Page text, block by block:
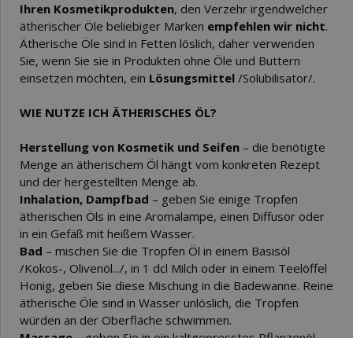
Ihren Kosmetikprodukten, den Verzehr irgendwelcher
ätherischer Öle beliebiger Marken empfehlen wir nicht.
Ätherische Öle sind in Fetten löslich, daher verwenden
Sie, wenn Sie sie in Produkten ohne Öle und Buttern
einsetzen möchten, ein Lösungsmittel /Solubilisator/.
WIE NUTZE ICH ÄTHERISCHES ÖL?
Herstellung von Kosmetik und Seifen – die benötigte
Menge an ätherischem Öl hängt vom konkreten Rezept
und der hergestellten Menge ab.
Inhalation, Dampfbad – geben Sie einige Tropfen
ätherischen Öls in eine Aromalampe, einen Diffusor oder
in ein Gefäß mit heißem Wasser.
Bad – mischen Sie die Tropfen Öl in einem Basisöl
/Kokos-, Olivenöl.../, in 1 dcl Milch oder in einem Teelöffel
Honig, geben Sie diese Mischung in die Badewanne. Reine
ätherische Öle sind in Wasser unlöslich, die Tropfen
würden an der Oberfläche schwimmen.